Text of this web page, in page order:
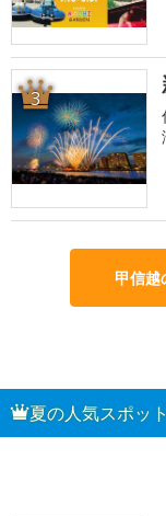
3
甲信越
夏の人気スポッ